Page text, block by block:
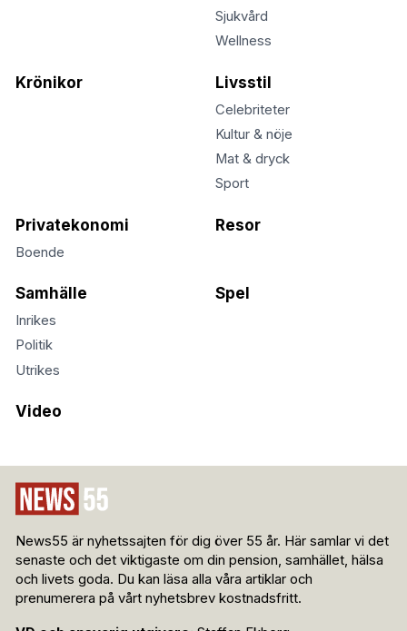
Sjukvård
Wellness
Krönikor Livsstil
Celebriteter
Kultur & nöje
Mat & dryck
Sport
Privatekonomi
Boende
Resor
Samhälle
Inrikes
Politik
Utrikes
Spel
Video
News55 är nyhetssajten för dig över 55 år. Här samlar vi det
senaste och det viktigaste om din pension, samhället, hälsa
och livets goda. Du kan läsa alla våra artiklar och
prenumerera på vårt nyhetsbrev kostnadsfritt.